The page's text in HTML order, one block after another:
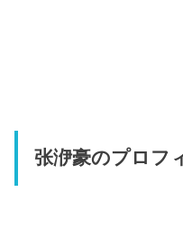
张洢豪のプロフ